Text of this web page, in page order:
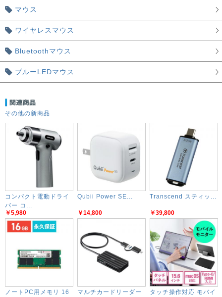
マウス
ワイヤレスマウス
Bluetoothマウス
ブルーLEDマウス
その他の新商品
コンパクト電動ドライ
バー コ...
￥5,980
Qubii Power SE...
￥14,800
Transcend スティッ...
￥39,800
ノートPC用メモリ 16
マルチカードリーダー
タッチ操作対応 モバイ